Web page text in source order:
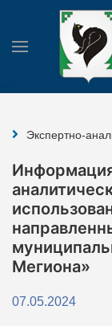
Экспертно-
Мегиона»
07.05.2024